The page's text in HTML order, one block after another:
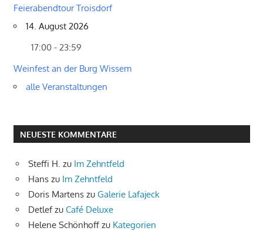
Feierabendtour Troisdorf
14. August 2026
17:00 - 23:59
Weinfest an der Burg Wissem
alle Veranstaltungen
NEUESTE KOMMENTARE
Steffi H. zu Im Zehntfeld
Hans zu Im Zehntfeld
Doris Martens zu Galerie Lafajeck
Detlefzu Café Deluxe
Helene Schönhoff zu Kategorien